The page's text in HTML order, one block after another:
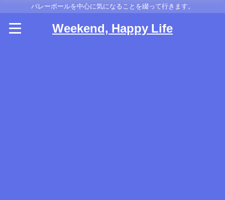
バレーボールを中心に気になることを綴って行きます。
Weekend, Happy Life